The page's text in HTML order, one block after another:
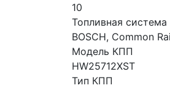
10
Топливная система
BOSCH, Common
Модель КПП
HW25712XST
Тип КПП